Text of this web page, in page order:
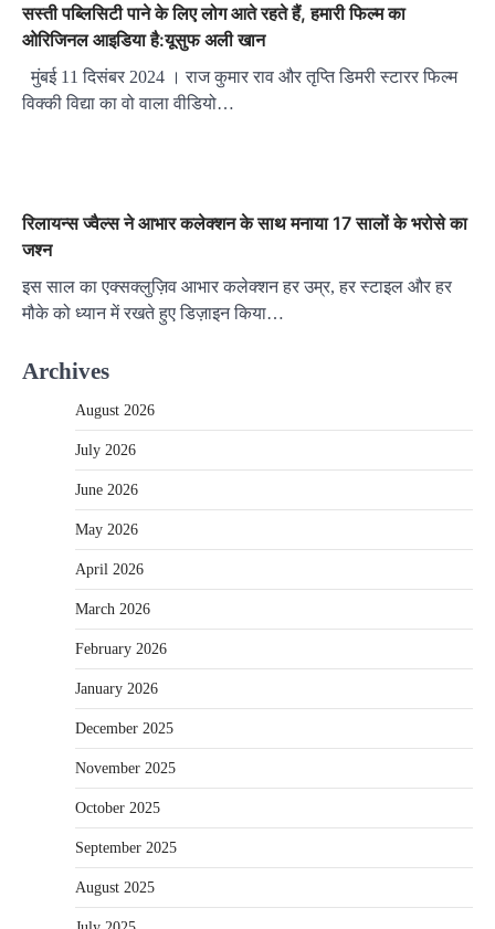
सस्ती पब्लिसिटी पाने के लिए लोग आते रहते हैं, हमारी फिल्म का
ओरिजिनल आइडिया है:यूसुफ अली खान
मुंबई 11 दिसंबर 2024 । राज कुमार राव और तृप्ति डिमरी स्टारर फिल्म
विक्की विद्या का वो वाला वीडियो…
रिलायन्स ज्वैल्स ने आभार कलेक्शन के साथ मनाया 17 सालों के भरोसे का
जश्न
इस साल का एक्सक्लुज़िव आभार कलेक्शन हर उम्र, हर स्टाइल और हर
मौके को ध्यान में रखते हुए डिज़ाइन किया…
Archives
August 2026
July 2026
June 2026
May 2026
April 2026
March 2026
February 2026
January 2026
December 2025
November 2025
October 2025
September 2025
August 2025